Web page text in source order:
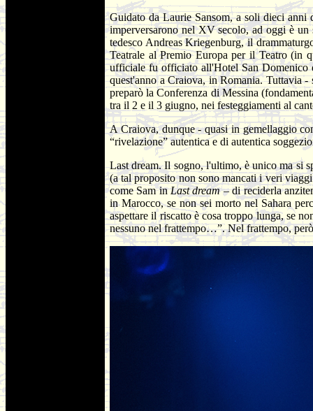
Guidato da Laurie Sansom, a soli dieci
imperversarono nel XV secolo, ad oggi è un
tedesco Andreas Kriegenburg, il
Teatrale al Premio Europa per il Teatro (in
ufficiale fu officiato all'Hotel San Domenico
quest'anno a Craiova, in Romania. Tuttavia
preparò la Conferenza di Messina
tra il 2 e il 3 giugno, nei festeggiamenti al
A Craiova, dunque - quasi in gemellaggio
“rivelazione” autentica e di autentica
Last dream. Il sogno, l'ultimo, è unico ma si
(a tal proposito non sono mancati i veri
come Sam inLast dream– di reciderla
in Marocco, se non sei morto nel Sahara
aspettare il riscatto è cosa troppo lunga, se
nessuno nel frattempo…”. Nel frattempo,